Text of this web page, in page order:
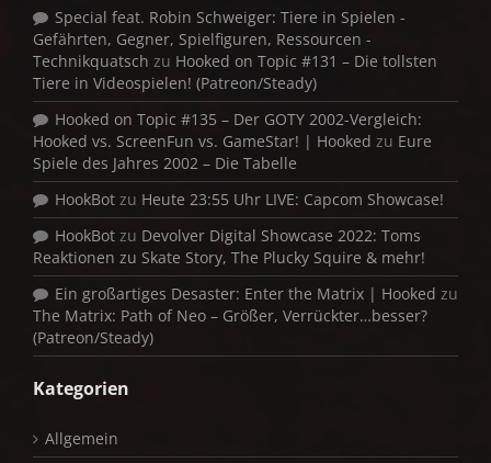
Special feat. Robin Schweiger: Tiere in Spielen -
Gefährten, Gegner, Spielfiguren, Ressourcen -
Technikquatsch zu Hooked on Topic #131 – Die tollsten
Tiere in Videospielen! (Patreon/Steady)
Hooked on Topic #135 – Der GOTY 2002-Vergleich:
Hooked vs. ScreenFun vs. GameStar! | Hooked zu Eure
Spiele des Jahres 2002 – Die Tabelle
HookBot zu Heute 23:55 Uhr LIVE: Capcom Showcase!
HookBot zu Devolver Digital Showcase 2022: Toms
Reaktionen zu Skate Story, The Plucky Squire & mehr!
Ein großartiges Desaster: Enter the Matrix | Hooked zu
The Matrix: Path of Neo – Größer, Verrückter…besser?
(Patreon/Steady)
Kategorien
Allgemein